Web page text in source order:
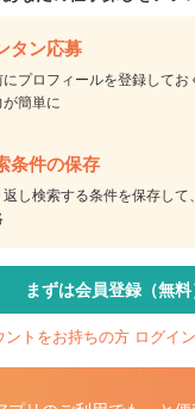
タン応募
にプロフィールを登録してお
が簡単に
条件の保存
返し検索する条件を保存して
まずは会員登録（無料
ントをお持ちの方 ログイ